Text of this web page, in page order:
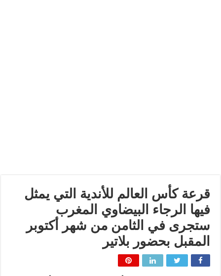
قرعة كأس العالم للأندية التي يمثل
فيها الرجاء البيضاوي المغرب
ستجرى في الثامن من شهر أكتوبر
المقبل بحضور بلاتير